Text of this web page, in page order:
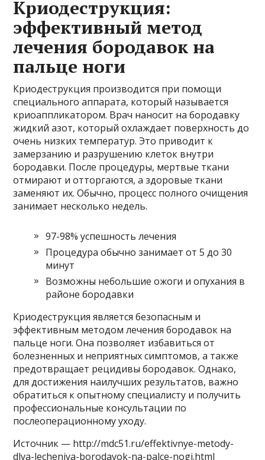
Криодеструкция:
эффективный метод
лечения бородавок на
пальце ноги
Криодеструкция производится при помощи
специального аппарата, который называется
криоаппликатором. Врач наносит на бородавку
жидкий азот, который охлаждает поверхность до
очень низких температур. Это приводит к
замерзанию и разрушению клеток внутри
бородавки. После процедуры, мертвые ткани
отмирают и отторгаются, а здоровые ткани
заменяют их. Обычно, процесс полного очищения
занимает несколько недель.
97-98% успешность лечения
Процедура обычно занимает от 5 до 30
минут
Возможны небольшие ожоги и опухания в
районе бородавки
Криодеструкция является безопасным и
эффективным методом лечения бородавок на
пальце ноги. Она позволяет избавиться от
болезненных и неприятных симптомов, а также
предотвращает рецидивы бородавок. Однако,
для достижения наилучших результатов, важно
обратиться к опытному специалисту и получить
профессиональные консультации по
послеоперационному уходу.
Источник — http://mdc51.ru/effektivnye-metody-
dlya-lecheniya-borodavok-na-palce-nogi.html